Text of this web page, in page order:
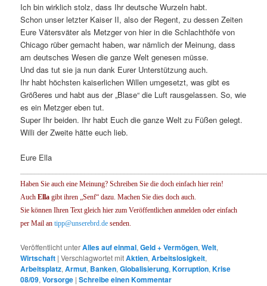
Ich bin wirklich stolz, dass Ihr deutsche Wurzeln habt.
Schon unser letzter Kaiser II, also der Regent, zu dessen Zeiten
Eure Vätersväter als Metzger von hier in die Schlachthöfe von
Chicago rüber gemacht haben, war nämlich der Meinung, dass
am deutsches Wesen die ganze Welt genesen müsse.
Und das tut sie ja nun dank Eurer Unterstützung auch.
Ihr habt höchsten kaiserlichen Willen umgesetzt, was gibt es
Größeres und habt aus der „Blase“ die Luft rausgelassen. So, wie
es ein Metzger eben tut.
Super Ihr beiden. Ihr habt Euch die ganze Welt zu Füßen gelegt.
Willi der Zweite hätte euch lieb.
Eure Ella
Haben Sie auch eine Meinung? Schreiben Sie die doch einfach hier rein!
AuchElla gibt ihren „Senf“ dazu. Machen Sie dies doch auch.
Sie können Ihren Text gleich hier zum Veröffentlichen anmelden oder einfach
per Mail antipp@unserebrd.de senden.
Veröffentlicht unterAlles auf einmal,Geld + Vermögen,Welt,
Wirtschaft |Verschlagwortet mitAktien,Arbeitslosigkeit,
Arbeitsplatz,Armut, Banken,Globalisierung,Korruption,Krise
08/09,Vorsorge |Schreibe einen Kommentar